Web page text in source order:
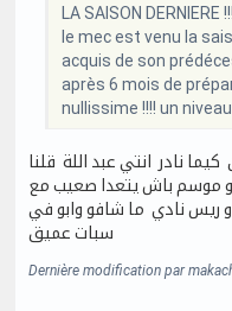
LA SAISON DERNIERE !!!
le mec est venu la
acquis de son
après 6 mois de
nullissime !!!! un
نادر انتي عبد اللة قلنا
موسم باش يتعدا صعيب مع
و ريس نادي ما شافو وابو في
سبات عميق
Dernière modification par